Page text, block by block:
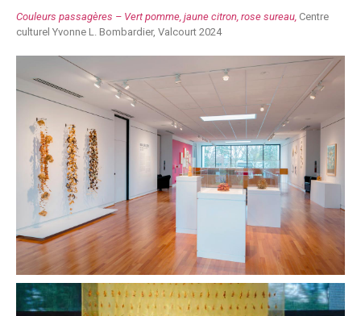
Couleurs passagères – Vert pomme, jaune citron, rose sureau, Centre
culturel Yvonne L. Bombardier, Valcourt 2024